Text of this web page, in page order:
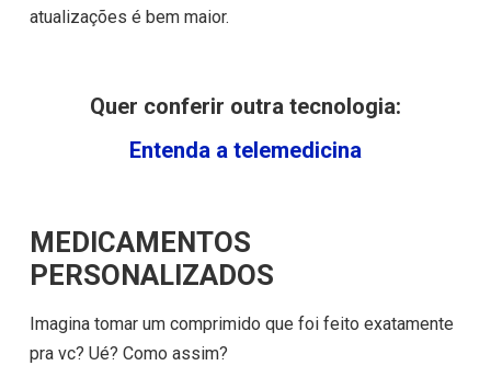
atualizações é bem maior.
Quer conferir outra tecnologia:
Entenda a telemedicina
MEDICAMENTOS
PERSONALIZADOS
Imagina tomar um comprimido que foi feito exatamente
pra vc? Ué? Como assim?